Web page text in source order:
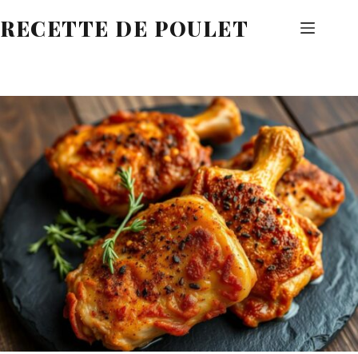
au
RECETTE DE POULET